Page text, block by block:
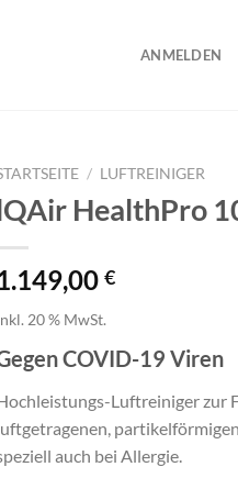
ANMELDEN
/ LUFTREINIGER
HealthPro
€
20 % MwSt.
COVID-19 Viren
Luftreiniger zur
auch bei Allergie.